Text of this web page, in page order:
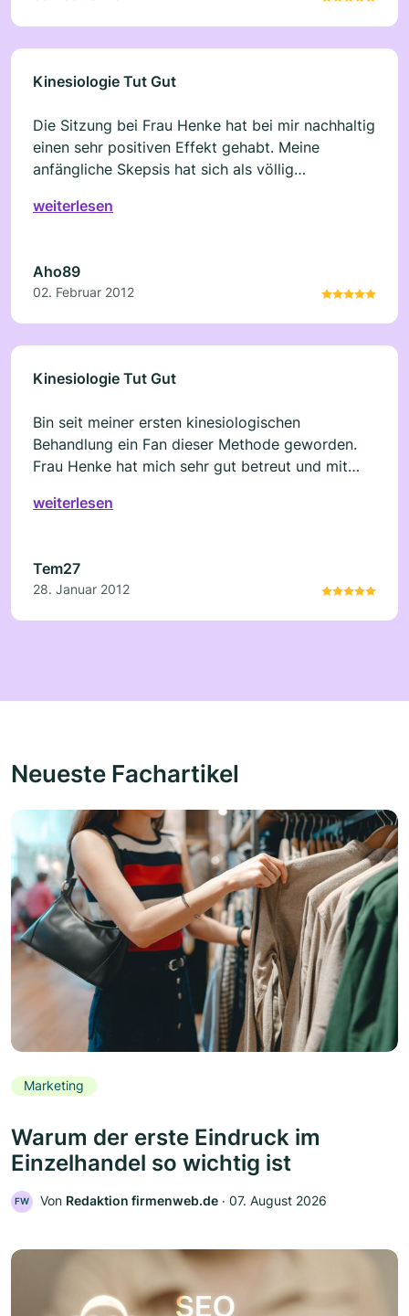
Kinesiologie Tut Gut
Die Sitzung bei Frau Henke hat bei mir nachhaltig
einen sehr positiven Effekt gehabt. Meine
anfängliche Skepsis hat sich als völlig
Henke sehr gut aufgehoben gefühlt und konnte
gekommen sind. Ich kann die kinesiologische
Behandlung nur empfehlen und werde auch
selbst wieder eine Behandlung in Anspruch
nehmen.
weiterlesen
Aho89
02. Februar 2012
Kinesiologie Tut Gut
Bin seit meiner ersten kinesiologischen
Behandlung ein Fan dieser Methode geworden.
Frau Henke hat mich sehr gut betreut und mit
Erwartung mehr als übertroffen. Besonders die
die Erreichbarkeit war nicht immer gegeben, aber
wer ist schon perfekt.
weiterlesen
Tem27
28. Januar 2012
Neueste Fachartikel
Marketing
Warum der erste Eindruck im
Einzelhandel so wichtig ist
FW Von Redaktion firmenweb.de ‧ 07. August 2026